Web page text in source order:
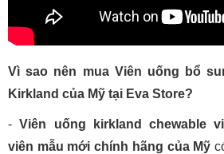
Vì sao nên mua Viên uống bổ
Kirkland của Mỹ tại Eva Store?
-Viên uống kirkland chewable
viên mẫu mới chính hãng của Mỹ